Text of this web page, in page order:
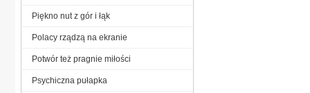
Piękno nut z gór i łąk
Polacy rządzą na ekranie
Potwór też pragnie miłości
Psychiczna pułapka